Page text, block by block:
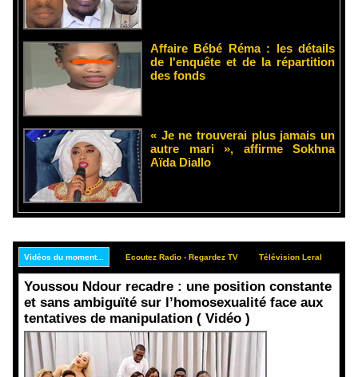
Affaire Bébé Réma : les détails
de l'enquête et de la répartition
des fonds
« Je ne trouverai plus jamais un
autre mari », affirme Sokhna
Aïda Diallo
Vidéos du moment... Ecoutez Radio - Regardez TV Télévision Leral
Youssou Ndour recadre : une position constante
et sans ambiguïté sur l’homosexualité face aux
tentatives de manipulation ( Vidéo )